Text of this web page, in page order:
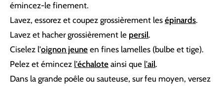
émincez-le finement.
Lavez, essorez et coupez grossièrement les épinards.
Lavez et hacher grossièrement le persil.
Ciselez l’oignon jeune en fines lamelles (bulbe et tige).
Pelez et émincez l’échalote ainsi que l’ail.
Dans la grande poêle ou sauteuse, sur feu moyen, versez